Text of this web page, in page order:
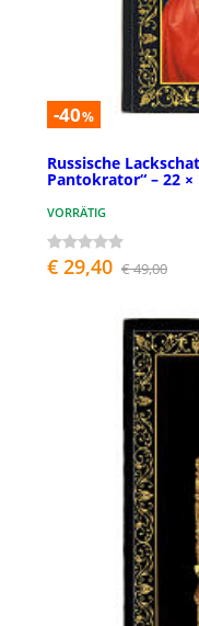
-40%
Russische
Pantokrator“ – 22 ×
VORRÄTIG
€ 29,40 € 49,00